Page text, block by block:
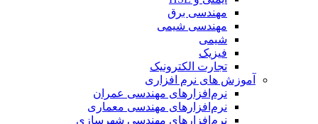
مهندسی برق
مهندسی شیمی
شیمی
فیزیک
تجارت الکترونیک
آموزش های نرم افزاری
نرم‌افزارهای مهندسی عمران
نرم‌افزارهای مهندسی معماری
نرم‌افزارهای مهندسی شهرسازی